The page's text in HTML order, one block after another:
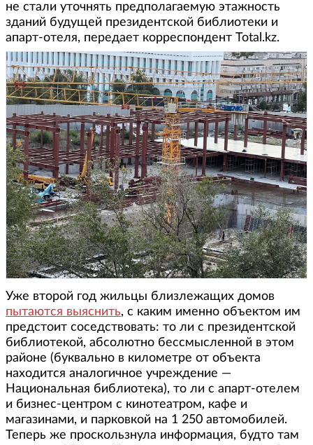
не стали уточнять предполагаемую этажность
зданий будущей президентской библиотеки и
апарт-отеля, передает корреспондент Total.kz.
Уже второй год жильцы близлежащих домов
пытаются выяснить, с каким именно объектом им
предстоит соседствовать: то ли с президентской
библиотекой, абсолютно бессмысленной в этом
районе (буквально в километре от объекта
находится аналогичное учреждение —
Национальная библиотека), то ли с апарт-отелем
и бизнес-центром с кинотеатром, кафе и
магазинами, и парковкой на 1 250 автомобилей.
Теперь же проскользнула информация, будто там